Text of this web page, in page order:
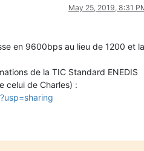
May 25, 2019, 8:31
en 9600bps au lieu de 1200 et la
de la TIC Standard ENEDIS
celui de Charles) :